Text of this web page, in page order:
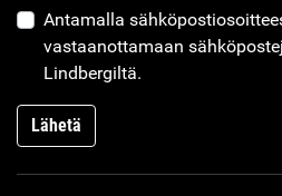
Antamalla
vastaanottamaan
Lindbergiltä.
Lähetä